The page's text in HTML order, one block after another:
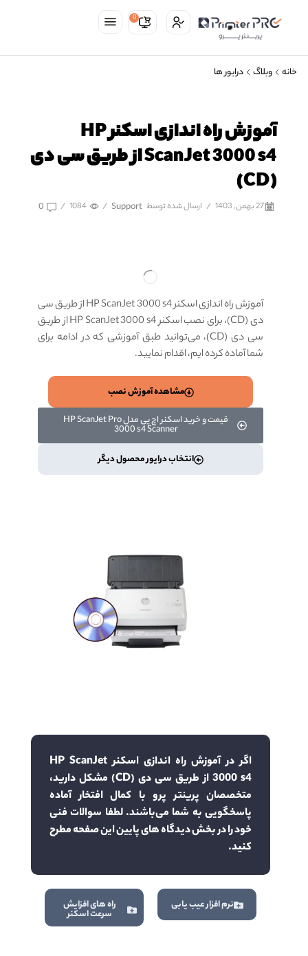
0
خانه وبلاگ درایور ها
آموزش راه اندازی اسکنر HP
ScanJet 3000 s4 از طریق سی دی
(CD)
/ ارسال شده توسط Support
/
1084
/
0
آموزش راه اندازی اسکنر HP ScanJet 3000 s4 از طریق سی
دی (CD)، برای
نصب اسکنر HP ScanJet 3000 s4 از طریق
سی دی (CD)،
می‌توانید طبق آموزشی که در ادامه برای
شما آماده کرده ایم، اقدام نمایید.
مشاهده آموزش نصب
قیمت و خرید اسکنر اچ پی مدل HP ScanJet Pro
3000 s4 Scanner
انتخاب درایور محصول دیگر
اگر در آموزش راه اندازی اسکنر HP ScanJet
3000 s4 از طریق سی دی (CD) مشکل دارید،
متخصصان پرینتر پرو با کمال افتخار آماده
پاسخگویی به شما می‌باشند. لطفا سوالات فنی
خود را در بخش دیدگاه های پایین این صفحه مطرح
کنید.
نرم افزار عیب یابی راه های افزایش
سرعت اسکنر